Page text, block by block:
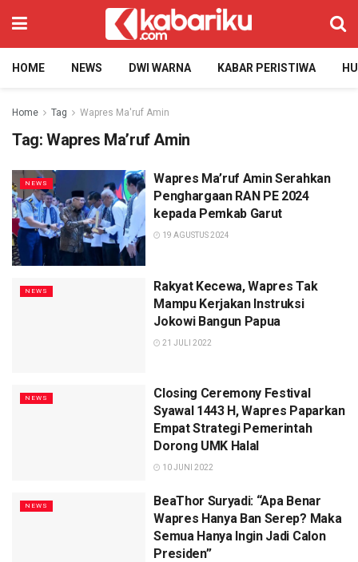
HOME NEWS DWI WARNA KABAR PERISTIWA
Home Tag Wapres Ma'ruf Amin
Tag: Wapres Ma’ruf Amin
NEWS
Wapres Ma’ruf Amin Serahkan
Penghargaan RAN PE 2024
kepada Pemkab Garut
19 AGUSTUS 2024
NEWS
Rakyat Kecewa, Wapres Tak
Mampu Kerjakan Instruksi
Jokowi Bangun Papua
21 JULI 2022
NEWS
Closing Ceremony Festival
Syawal 1443 H, Wapres Paparkan
Empat Strategi Pemerintah
Dorong UMK Halal
10 JUNI 2022
NEWS
BeaThor Suryadi: “Apa Benar
Wapres Hanya Ban Serep? Maka
Semua Hanya Ingin Jadi Calon
Presiden”